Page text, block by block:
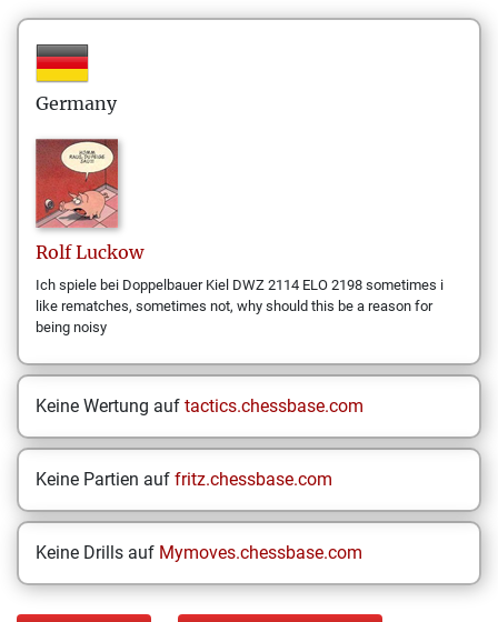
Germany
Rolf Luckow
Ich spiele bei Doppelbauer Kiel DWZ 2114 ELO 2198 sometimes i
like rematches, sometimes not, why should this be a reason for
being noisy
Keine Wertung auf tactics.chessbase.com
Keine Partien auf fritz.chessbase.com
Keine Drills auf Mymoves.chessbase.com